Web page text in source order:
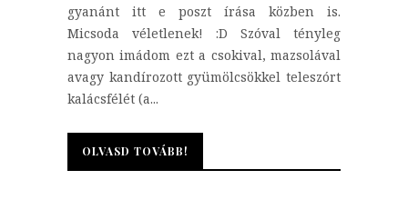
gyanánt itt e poszt írása közben is.
Micsoda véletlenek! :D Szóval tényleg
nagyon imádom ezt a csokival, mazsolával
avagy kandírozott gyümölcsökkel teleszórt
kalácsfélét (a...
OLVASD TOVÁBB!
OLVASD TOVÁBB!